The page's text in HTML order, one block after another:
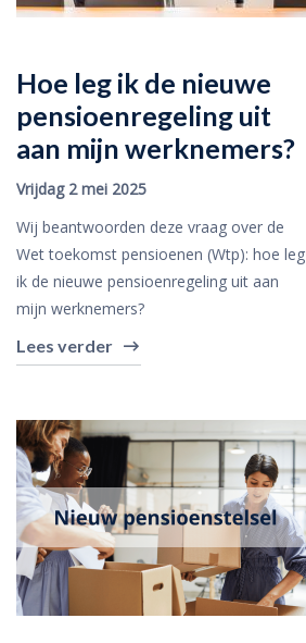
Hoe leg ik de nieuwe
pensioenregeling uit
aan mijn werknemers?
Vrijdag 2 mei 2025
Wij beantwoorden deze vraag over de
Wet toekomst pensioenen (Wtp): hoe leg
ik de nieuwe pensioenregeling uit aan
mijn werknemers?
Lees verder